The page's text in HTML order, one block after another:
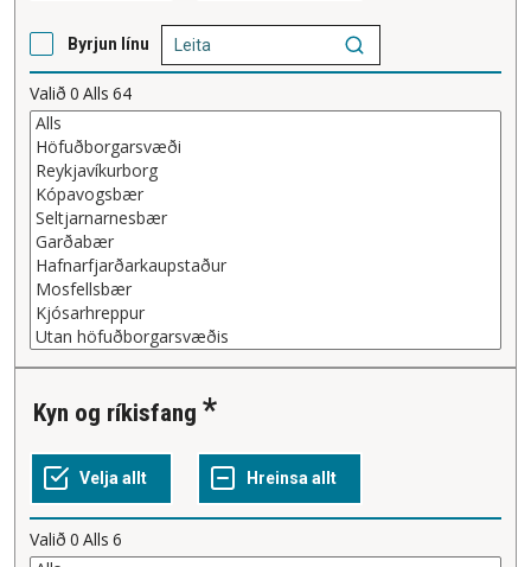
Byrjun línu
Valið 0 Alls 64
Kyn og ríkisfang
Valið 0 Alls 6